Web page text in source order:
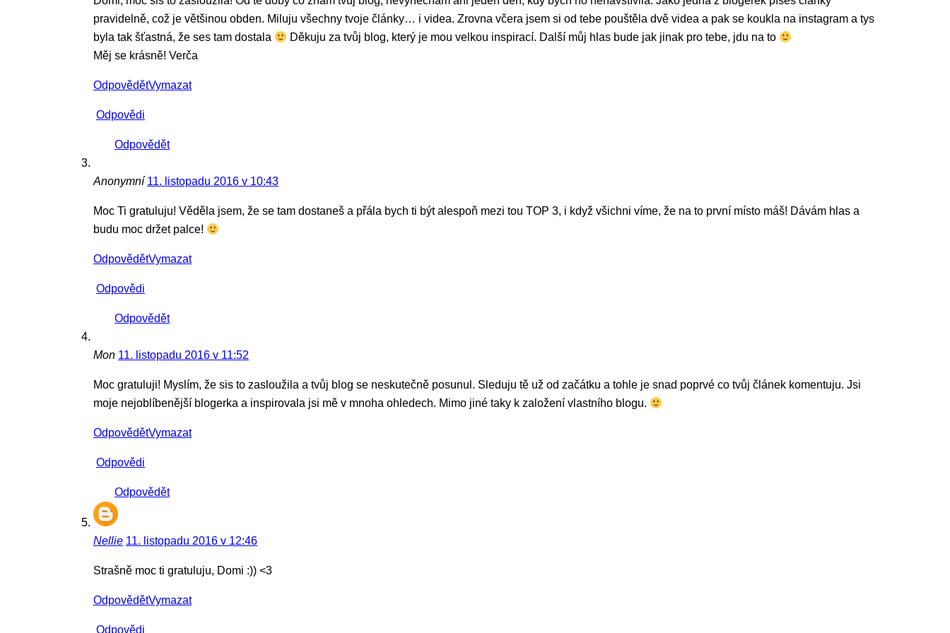
pravidelně, což je většinou obden. Miluju všechny tvoje články… i videa. Zrovna včera jsem si od tebe pouštěla dvě videa a pak se koukla na instagram a tys
byla tak šťastná, že ses tam dostala
Děkuju za tvůj blog, který je mou velkou inspirací. Další můj hlas bude jak jinak pro tebe, jdu na to
Měj se krásně! Verča
OdpovědětVymazat
Odpovědi
Odpovědět
Anonymní 11. listopadu 2016 v 10:43
Moc Ti gratuluju! Věděla jsem, že se tam dostaneš a přála bych ti být alespoň mezi tou TOP 3, i když všichni víme, že na to první místo máš! Dávám hlas a
budu moc držet palce!
OdpovědětVymazat
Odpovědi
Odpovědět
Mon 11. listopadu 2016 v 11:52
Moc gratuluji! Myslím, že sis to zasloužila a tvůj blog se neskutečně posunul. Sleduju tě už od začátku a tohle je snad poprvé co tvůj článek komentuju. Jsi
moje nejoblíbenější blogerka a inspirovala jsi mě v mnoha ohledech. Mimo jiné taky k založení vlastního blogu.
OdpovědětVymazat
Odpovědi
Odpovědět
Nellie 11. listopadu 2016 v 12:46
Strašně moc ti gratuluju, Domi :)) <3
OdpovědětVymazat
Odpovědi